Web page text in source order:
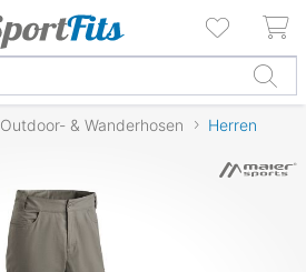
Outdoor- & Wanderhosen Herren